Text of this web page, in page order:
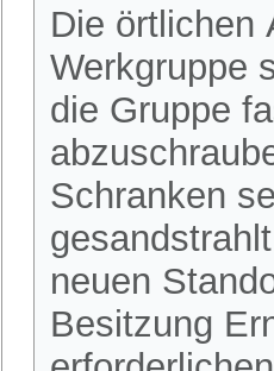
Die örtlichen
Werkgruppe
die Gruppe
Schranken
neuen
Besitzung